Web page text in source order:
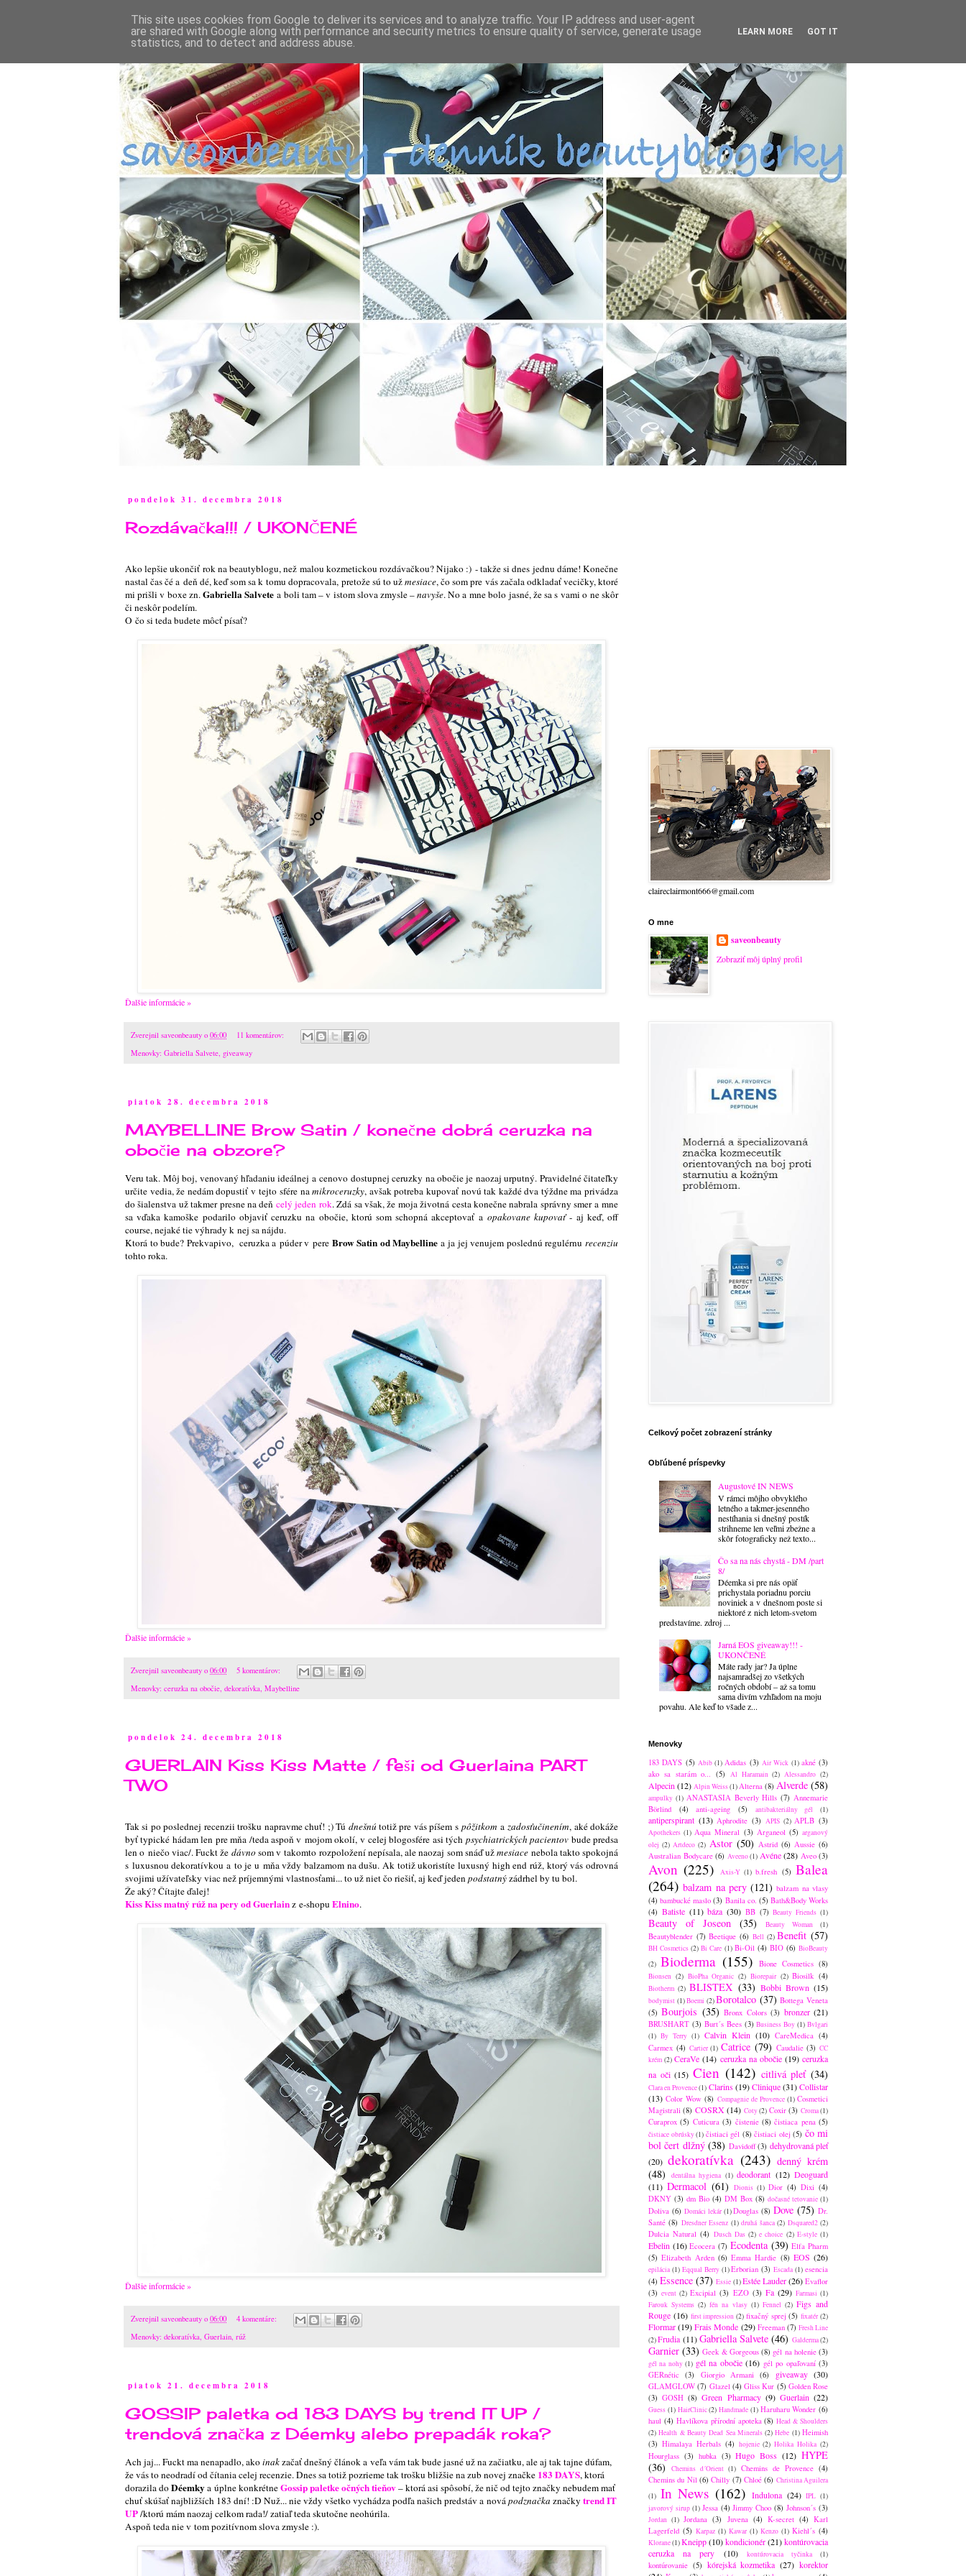
pondelok 31. decembra 2018
Rozdávačka!!! / UKONČENÉ
Ako lepšie ukončiť rok na beautyblogu, než malou kozmetickou rozdávačkou? Nijako :) - takže si dnes jednu dáme! Konečne
nastal čas čé a deň dé, keď som sa k tomu dopracovala, pretože sú to užmesiace, čo som pre vás začala odkladať vecičky, ktoré
mi prišli v boxe zn.Gabriella Salvete a boli tam – v istom slova zmysle –navyše. No a mne bolo jasné, že sa s vami o ne skôr
či neskôr podelím.
O čo si teda budete môcť písať?
Ďalšie informácie »
Zverejnil saveonbeauty o 06:00
11 komentárov:
Menovky: Gabriella Salvete, giveaway
piatok 28. decembra 2018
MAYBELLINE Brow Satin / konečne dobrá ceruzka na
obočie na obzore?
Veru tak. Môj boj, venovaný hľadaniu ideálnej a cenovo dostupnej ceruzky na obočie je naozaj urputný. Pravidelné čitateľky
určite vedia, že nedám dopustiť v tejto sfére namikroceruzky, avšak potreba kupovať novú tak každé dva týždne ma privádza
do šialenstva už takmer presne na deň celý jeden rok. Zdá sa však, že moja životná cesta konečne nabrala správny smer a mne
sa vďaka kamoške podarilo objaviť ceruzku na obočie, ktorú som schopná akceptovať a opakovane kupovať- aj keď, off
course, nejaké tie výhrady k nej sa nájdu.
Ktorá to bude? Prekvapivo, ceruzka a púder v pere Brow Satin od Maybelline a ja jej venujem poslednú regulérnurecenziu
tohto roka.
Ďalšie informácie »
Zverejnil saveonbeauty o 06:00
5 komentárov:
Menovky: ceruzka na obočie, dekoratívka, Maybelline
pondelok 24. decembra 2018
GUERLAIN Kiss Kiss Matte / feši od Guerlaina PART
TWO
Tak si po poslednej recenzii trošku napravme chuť! ;) Tú dnešnú totiž pre vás píšem spôžitkom azadosťučinením, aké dokáže
byť typické hádam len pre mňa /teda aspoň v mojom okolí, v celej blogosfére asi tých psychiatrických pacientov bude predsa
len o niečo viac/. Fuckt že dávno som v takomto rozpoložení nepísala, ale naozaj som snáď užmesiace nebola takto spokojná
s luxusnou dekoratívkou a to je u mňa vždy balzamom na dušu. Ak totiž ukoristíte luxusný high end rúž, ktorý vás odrovná
svojimi užívateľsky viac než príjemnými vlastnosťami... to už niet čo riešiť, aj keď jedenpodstatnýzádrhel by tu bol.
Že aký? Čítajte ďalej!
Kiss Kiss matný rúž na pery od Guerlainz e-shopu Elnino.
Ďalšie informácie »
Zverejnil saveonbeauty o 06:00
4 komentáre:
Menovky: dekoratívka, Guerlain, rúž
piatok 21. decembra 2018
GOSSIP paletka od 183 DAYS by trend IT UP /
trendová značka z Déemky alebo prepadák roka?
Ach jaj... Fuckt ma nenapadlo, akoinakzačať dnešný článok a veľa vám tak bude jasné už na začiatku, ale aj tak tajne dúfam,
že vás to neodradí od čítania celej recenzie. Dnes sa totiž pozrieme tak trošku bližšie na zub novej značke 183 DAYS, ktorá
dorazila doDéemkya úplne konkrétneGossip paletke očných tieňov– ktorá asi spôsobí, že nič od tejto značky nebudem mať
chuť skúšať najbližších 183 dní! :D Nuž... nie vždy všetko vychádza podľa našich predstáv a novápodznačka značky trend IT
UP/ktorú mám naozaj celkom rada!/ zatiaľ teda skutočne neohúrila.
Aspoň teda nie v tom pozitívnom slova zmysle :).
claireclairmont666@gmail.com
O mne
saveonbeauty
Zobraziť môj úplný profil
Celkový počet zobrazení stránky
Obľúbené príspevky
Augustové IN NEWS
V rámci môjho obvyklého
letného a takmer-jesenného
nestíhania si dnešný postík
strihneme len veľmi zbežne a
skôr fotograficky než texto...
Čo sa na nás chystá - DM /part
8/
Déemka si pre nás opäť
prichystala poriadnu porciu
noviniek a v dnešnom poste si
niektoré z nich letom-svetom
predstavíme. zdroj ...
Jarná EOS giveaway!!! -
UKONČENÉ
Máte rady jar? Ja úplne
najsamradšej zo všetkých
ročných období – až sa tomu
sama divím vzhľadom na moju
povahu. Ale keď to všade z...
Menovky
183 DAYS (5) Abib (1) Adidas (3) Air Wick (1) akné (3)
ako sa starám o...
(5) Al Haramain (2) Alessandro (2)
Alpecin (12) Alpin Weiss(1) Alterna (8) Alverde (58)
ampulky (1) ANASTASIA Beverly Hills (7) Annemarie
Börlind
(4) anti-ageing (5) antibakteriálny gél (1)
antiperspirant (13) Aphrodite (3) APIS (2) APLB (3)
Apothekers (1) Aqua Mineral (3) Arganeol (5) arganový
olej (2) Artdeco (2) Astor (50) Astrid (6) Aussie (6)
Australian Bodycare (6) Aveeno(1) Avéne (28) Aveo (3)
Avon (225) Axis-Y (1) b.fresh (5) Balea
(264) balzam na pery (121) balzam na vlasy
(4) bambucké maslo (3) Banila co. (5) Bath&Body Works
(4) Batiste (11) báza (30) BB (7) Beauty Friends (1)
Beauty of Joseon (35) Beauty Woman (1)
Beautyblender (7) Beetique (6) Bell (2) Benefit (57)
BH Cosmetics (2) Bi Care (1) Bi-Oil (4) BIO (6) BioBeauty
(2) Bioderma (155) Bione Cosmetics (8)
Bionsen (2) BioPha Organic (2) Biorepair (2) Biosilk (4)
Biotherm (2) BLISTEX (33) Bobbi Brown (15)
bodymist (1)Boemi (2)Borotalco (37) Bottega Veneta
(5) Bourjois (35) Bronx Colors (3) bronzer (21)
BRUSHART (3) Burt´s Bees (3) Business Boy (1) Bvlgari
(1) By Terry (1) Calvin Klein (10) CareMedica (4)
Carmex (4) Cartier (1) Catrice (79) Caudalie (3) CC
krém (2) CeraVe (14) ceruzka na obočie (19) ceruzka
na oči (15) Cien (142) citlivá pleť (34)
Clara en Provence(1) Clarins (19) Clinique (31)Collistar
(13) Color Wow (8) Compagnie de Provence (1) Cosmetici
Magistrali (8) COSRX (14) Coty(2) Coxir (3) Croma(1)
Curaprox (5) Cuticura (3) čistenie (8) čistiaca pena (5)
čistiace obrúsky(1) čistiaci gél (8) čistiaci olej (5) čo mi
bol čert dlžný (38) Davidoff (3) dehydrovaná pleť
(20) dekoratívka (243) denný krém
(48)
dentálna hygiena (1) deodorant (12) Deoguard
(11) Dermacol (61) Dionis (1) Dior (4) Dixi (4)
DKNY (3) dm Bio (4) DM Box (8) dočasné tetovanie (1)
Doliva (6) Domáci lekár (1) Douglas (8) Dove (75) Dr.
Santé (8) Dresdner Essenz (1) druhá šanca (2) Dsquared2 (2)
Dulcia Natural (4) Dusch Das (2) e choice (2) E-style (1)
Ebelin (16) Ecocera (7) Ecodenta (39) Elfa Pharm
(5) Elizabeth Arden (6) Emma Hardie (8) EOS (26)
epilácia (1) Eqqual Berry (1) Erborian (3) Escada (1) esencia
(4) Essence (37) Essie (1)Estée Lauder (26) Evaflor
(3) event (2) Excipial (3) EZO (3) Fa (29) Farmasi (1)
Farouk Systems (2) fén na vlasy (1) Fennel (2) Figs and
Rouge (16) first impression (2) fixačný sprej (5) fixatér (2)
Flormar(19) Frais Monde (29) Freeman (7) Fresh Line
(2)Frudia (11) Gabriella Salvete (46) Galderma(2)
Garnier (33) Geek & Gorgeous (8) gél na holenie (3)
gél na nohy (1) gél na obočie (16) gél po opaľovaní (3)
GERnétic (3) Giorgio Armani (6) giveaway (30)
GLAMGLOW (7) Glazel (4) Gliss Kur (5) Golden Rose
(3) GOSH (8) Green Pharmacy (9) Guerlain (22)
Guess (1) HairClinic (2) Handmade (1) Haruharu Wonder (6)
haul (4) Havlíkova přírodní apoteka (8) Head & Shoulders
(2) Health & Beauty Dead Sea Minerals (2) Hebe (1) Heimish
(3) Himalaya Herbals (4) hojenie (2) Holika Holika (2)
Hourglass (3) hubka (3) Hugo Boss (12) HYPE
(36)
Chemins d´Orient (1) Chemins de Provence (4)
Chemins du Nil (6) Chilly (7) Chloé (6) Christina Aguilera
(1) In News (162) Indulona (24) IPL (1)
javorový sirup (1) Jessa (4) Jimmy Choo (8) Johnson´s (3)
Jordan (1) Jordana (3) Juvena (4) K-secret (4) Karl
Lagerfeld (5) Karpaz (1) Kawar (1) Kenzo (1) Kiehl´s (4)
Klorane(1)Kneipp(10)kondicionér(21)kontúrovacia
ceruzka na pery
(10) kontúrovacia tyčinka (1)
kontúrovanie (5) kórejská kozmetika (27) korektor
This site uses cookies from Google to deliver its services and to analyze traffic. Your IP address and user-agent
are shared with Google along with performance and security metrics to ensure quality of service, generate usage
statistics, and to detect and address abuse.
LEARN MORE GOT IT